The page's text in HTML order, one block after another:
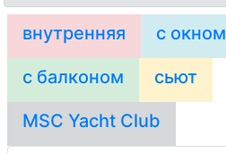
внутренняя с окном
с балконом сьют
MSC Yacht Club